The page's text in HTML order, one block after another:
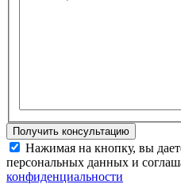
Нажимая на кнопку, вы
персональных данных и
конфиденциальности